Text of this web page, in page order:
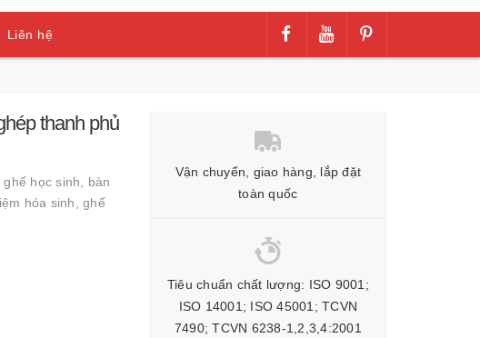
Liên hệ
thanh phủ
ghế học sinh, bàn
hóa sinh,ghế
Vận chuyển, giao hàng, lắp đặt
toàn quốc
Tiêu chuẩn chất lượng: ISO 9001;
ISO 14001; ISO 45001; TCVN
7490; TCVN 6238-1,2,3,4:2001